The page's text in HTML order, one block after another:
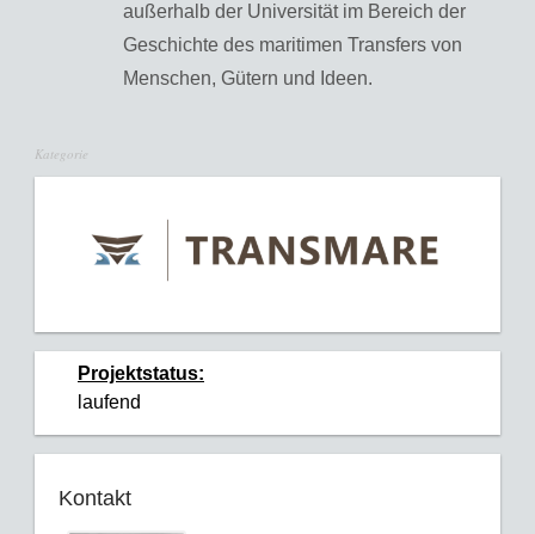
außerhalb der Universität im Bereich der
Geschichte des maritimen Transfers von
Menschen, Gütern und Ideen.
Kategorie
Projektstatus:
laufend
Kontakt